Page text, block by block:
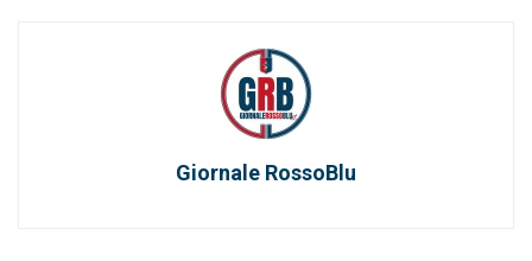
Giornale RossoBlu